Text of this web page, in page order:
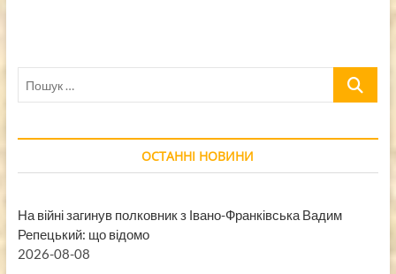
Пошук
ОСТАННІ НОВИНИ
На війні загинув полковник з Івано-Франківська Вадим
Репецький: що відомо
2026-08-08